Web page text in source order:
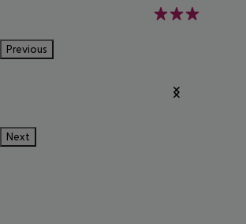
3
Previous
Next